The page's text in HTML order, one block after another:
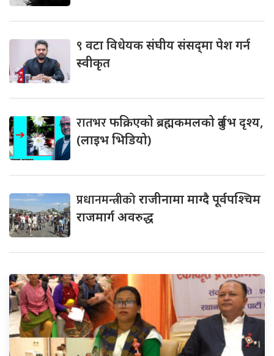
९ वटा विधेयक संघीय संसद्‌मा पेश गर्न
स्वीकृत
रातभरफक्रिएको ब्रह्मकमलको दुर्लभ दृश्य,
(लाइभ भिडियो)
प्रधानमन्त्रीकोराजीनामा माग्दै पूर्वपश्चिम
राजमार्ग अवरुद्ध